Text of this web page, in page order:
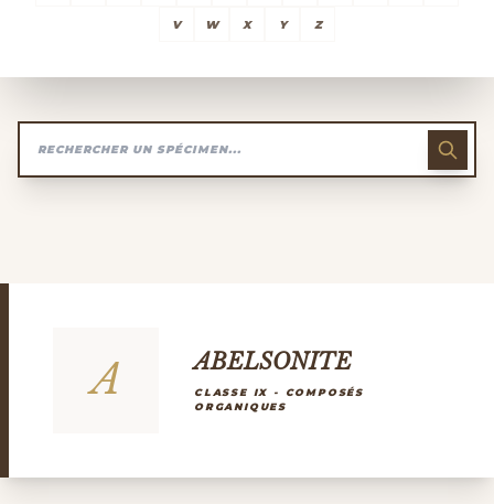
V W X Y Z
A ABELSONITE
CLASSE IX - COMPOSÉS
ORGANIQUES